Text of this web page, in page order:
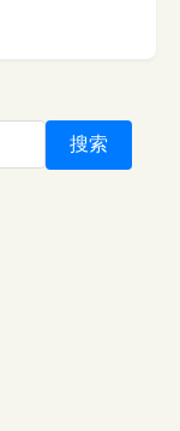
搜索